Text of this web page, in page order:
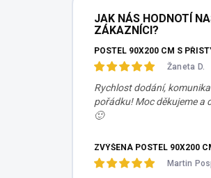
JAK NÁS HODNOTÍ
ZÁKAZNÍCI?
Žaneta D.
Rychlost dodání,
pořádku! Moc děkujeme a
🙂
Martin